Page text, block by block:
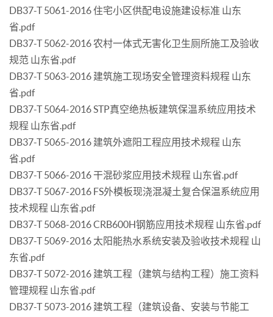
DB37-T 5061-2016 住宅小区供配电设施建设标准 山东
省.pdf
DB37-T 5062-2016 农村一体式无害化卫生厕所施工及验收
规范 山东省.pdf
DB37-T 5063-2016 建筑施工现场安全管理资料规程 山东
省.pdf
DB37-T 5064-2016 STP真空绝热板建筑保温系统应用技术
规程 山东省.pdf
DB37-T 5065-2016 建筑外遮阳工程应用技术规程 山东
省.pdf
DB37-T 5066-2016 干混砂浆应用技术规程 山东省.pdf
DB37-T 5067-2016 FS外模板现浇混凝土复合保温系统应用
技术规程 山东省.pdf
DB37-T 5068-2016 CRB600H钢筋应用技术规程 山东省.pdf
DB37-T 5069-2016 太阳能热水系统安装及验收技术规程 山
东省.pdf
DB37-T 5072-2016 建筑工程（建筑与结构工程）施工资料
管理规程 山东省.pdf
DB37-T 5073-2016 建筑工程（建筑设备、安装与节能工